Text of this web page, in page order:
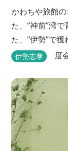
かわちや旅館
た、“神前”湾
た、“伊勢”で
暖な気候で育っ
伊勢志摩 度